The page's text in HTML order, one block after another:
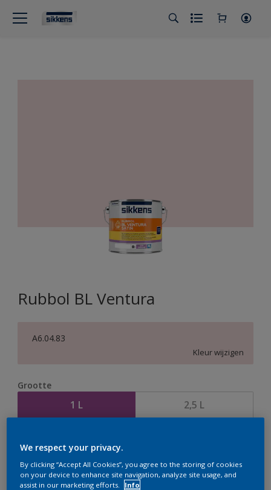
Rubbol BL Ventura
A6.04.83
Kleur wijzigen
Grootte
1 L 2,5 L
Bereken
We respect your privacy.
By clicking “Accept All Cookies”, you agree to the storing of cookies
on your device to enhance site navigation, analyze site usage, and
assist in our marketing efforts.
Info